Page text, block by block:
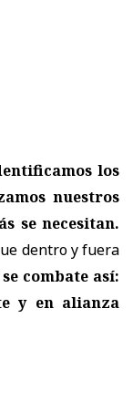
los
nuestros
se necesitan.
dentro y fuera
combate así:
y en alianza